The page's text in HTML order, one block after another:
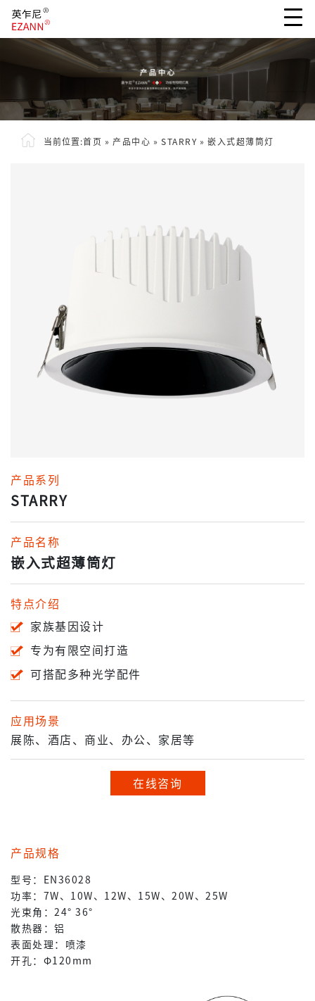
当前位置:首页 » 产品中心 » STARRY » 嵌入式超薄筒灯
产品系列
STARRY
产品名称
嵌入式超薄筒灯
特点介绍
家族基因设计
专为有限空间打造
可搭配多种光学配件
应用场景
展陈、酒店、商业、办公、家居等
在线咨询
产品规格
型号：EN36028
功率：7W、10W、12W、15W、20W、25W
光束角：24° 36°
散热器：铝
表面处理：喷漆
开孔：Φ120mm